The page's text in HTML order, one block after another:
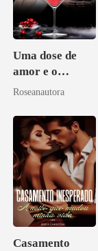
Uma dose de
amor e o
coração de um
Roseanautora
Casamento